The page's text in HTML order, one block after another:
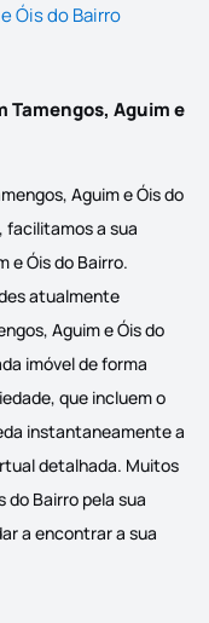
Óis do Bairro
Tamengos, Aguim e
Aguim e Óis do
facilitamos a sua
e Óis do Bairro.
atualmente
Aguim e Óis do
imóvel de forma
que incluem o
instantaneamente a
detalhada. Muitos
do Bairro pela sua
a encontrar a sua